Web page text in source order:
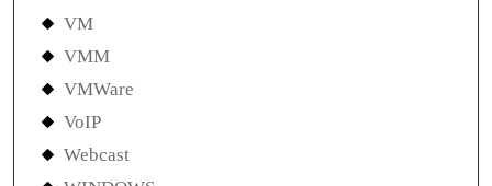
VM
VMM
VMWare
VoIP
Webcast